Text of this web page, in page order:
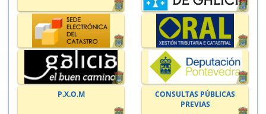
P.X.O.M
CONSULTAS PÚBLICAS
PREVIAS